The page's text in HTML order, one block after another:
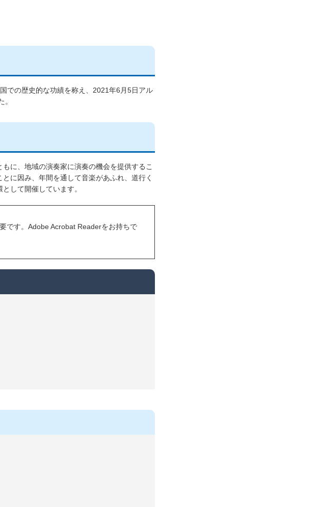
での歴史的な功績を称え、2021年6月5日アル
に、地域の演奏家に演奏の機会を提供するこ
に因み、年間を通して音楽があふれ、道行く
して開催しています。
です。Adobe Acrobat Readerをお持ちで